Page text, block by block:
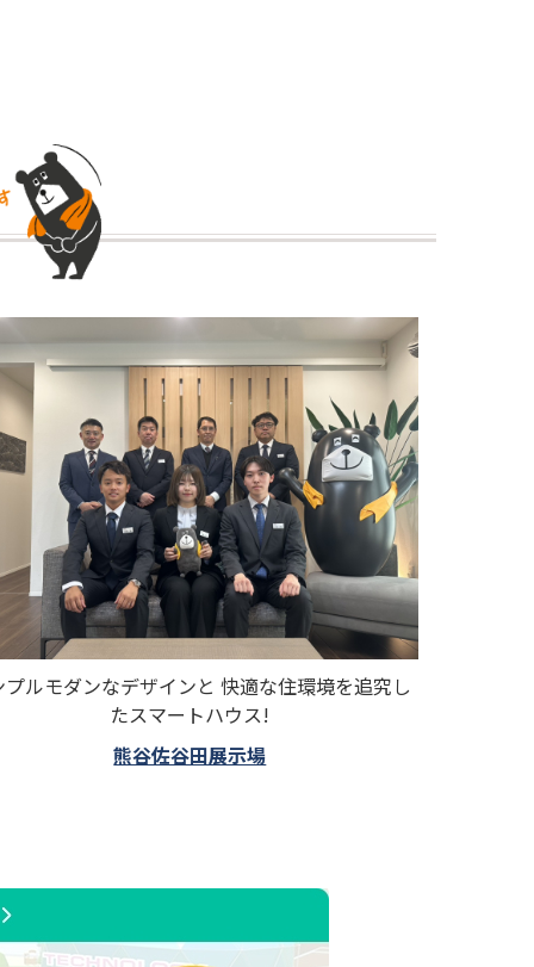
プルモダンなデザインと 快適な住環境を追究し
たスマートハウス!
熊谷佐谷田展示場